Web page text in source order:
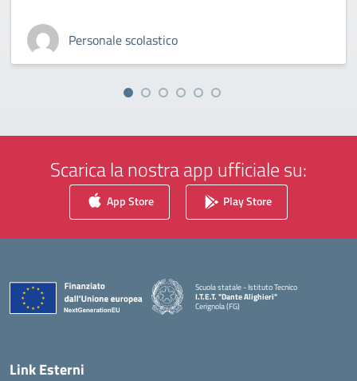
Personale scolastico
Scarica la nostra app ufficiale su:
App Store Play Store
Scuola statale - Istituto Tecnico
I.T.E.T. "Dante Alighieri"
Cerignola (FG)
— Visita la pagina iniziale della scuola
Link Esterni